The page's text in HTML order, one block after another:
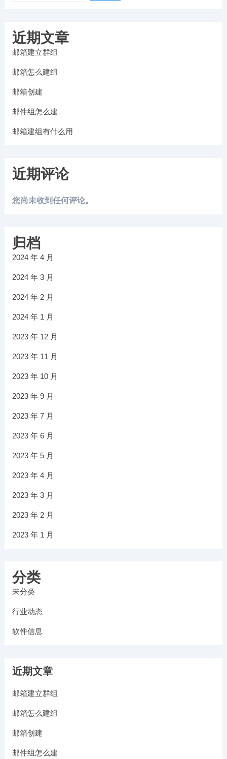
近期文章
邮箱建立群组
邮箱怎么建组
邮箱创建
邮件组怎么建
邮箱建组有什么用
近期评论
您尚未收到任何评论。
归档
2024 年 4 月
2024 年 3 月
2024 年 2 月
2024 年 1 月
2023 年 12 月
2023 年 11 月
2023 年 10 月
2023 年 9 月
2023 年 7 月
2023 年 6 月
2023 年 5 月
2023 年 4 月
2023 年 3 月
2023 年 2 月
2023 年 1 月
分类
未分类
行业动态
软件信息
近期文章
邮箱建立群组
邮箱怎么建组
邮箱创建
邮件组怎么建